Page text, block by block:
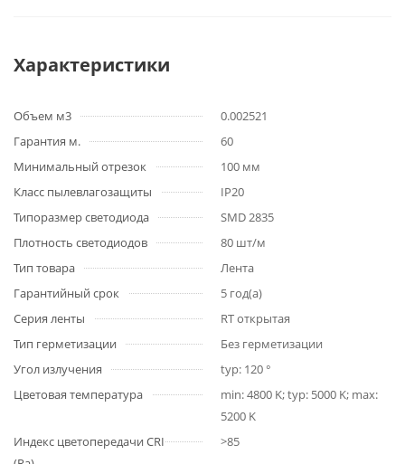
Характеристики
Объем м3
0.002521
Гарантия м.
60
Минимальный отрезок
100 мм
Класс пылевлагозащиты
IP20
Типоразмер светодиода
SMD 2835
Плотность светодиодов
80 шт/м
Тип товара
Лента
Гарантийный срок
5 год(а)
Серия ленты
RT открытая
Тип герметизации
Без герметизации
Угол излучения
typ: 120 °
Цветовая температура
min: 4800 K; typ: 5000 K; max:
5200 K
Индекс цветопередачи CRI
>85